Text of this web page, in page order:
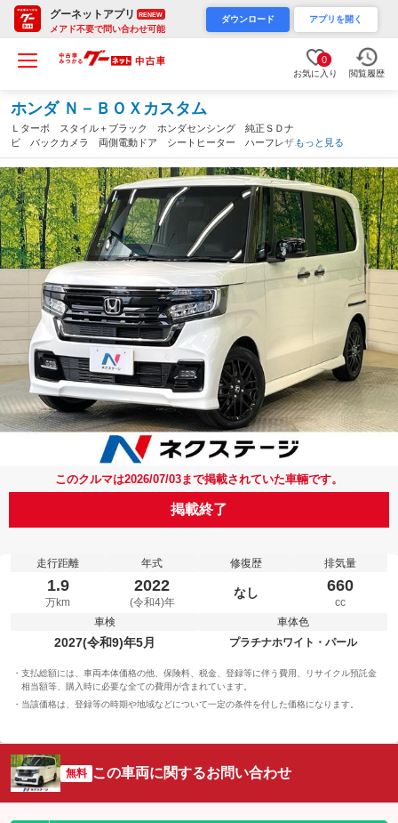
グーネットアプリ RENEW
メアド不要で問い合わせ可能
ダウンロード アプリを開く
0
お気に入り 閲覧履歴
ホンダ Ｎ－ＢＯＸカスタム
Ｌターボ スタイル＋ブラック ホンダセンシング 純正ＳＤナ
ビ バックカメラ 両側電動ドア シートヒーター ハーフレザー
シート パドルシフト 禁煙車 ＬＥＤヘッド コーナーセンサ
ー 純正１５インチアルミ ドラレコ ＥＴＣ（滋賀県）
もっと見る
このクルマは2026/07/03まで掲載されていた車輛です。
掲載終了
走行距離
1.9
万km
年式
2022
(令和4)年
修復歴
なし
排気量
660
cc
車検
2027(令和9)年5月
車体色
プラチナホワイト・パール
支払総額には、車両本体価格の他、保険料、税金、登録等に伴う費用、リサイクル預託金
相当額等、購入時に必要な全ての費用が含まれています。
当該価格は、登録等の時期や地域などについて一定の条件を付した価格になります。
無料 この車両に関するお問い合わせ